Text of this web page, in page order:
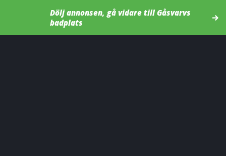
Dölj annonsen, gå vidare till Gåsvarvs
badplats